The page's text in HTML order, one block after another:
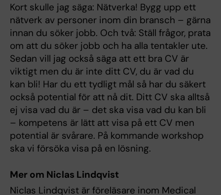
Kort skulle jag säga: Nätverka! Bygg upp ett
nätverk av personer inom din bransch – gärna
innan du söker jobb. Och två: Ställ frågor, prata
om att du söker jobb och ha alla tentakler ute.
Sedan vill jag också säga att ett bra CV är
viktigt men du är inte ditt CV, du är vad du
kan bli! Har du ett tydligt mål så har du säkert
också potential för att nå dit. Ditt CV ska alltså
ej visa vad du är – det ska visa vad du kan bli
– kompetens är lätt att visa på ett CV men
potential är svårare. På kommande workshop
ska vi försöka visa på en lösning.
Mer om Niclas Lindqvist
Niclas Lindqvist är föreläsare inom Medical